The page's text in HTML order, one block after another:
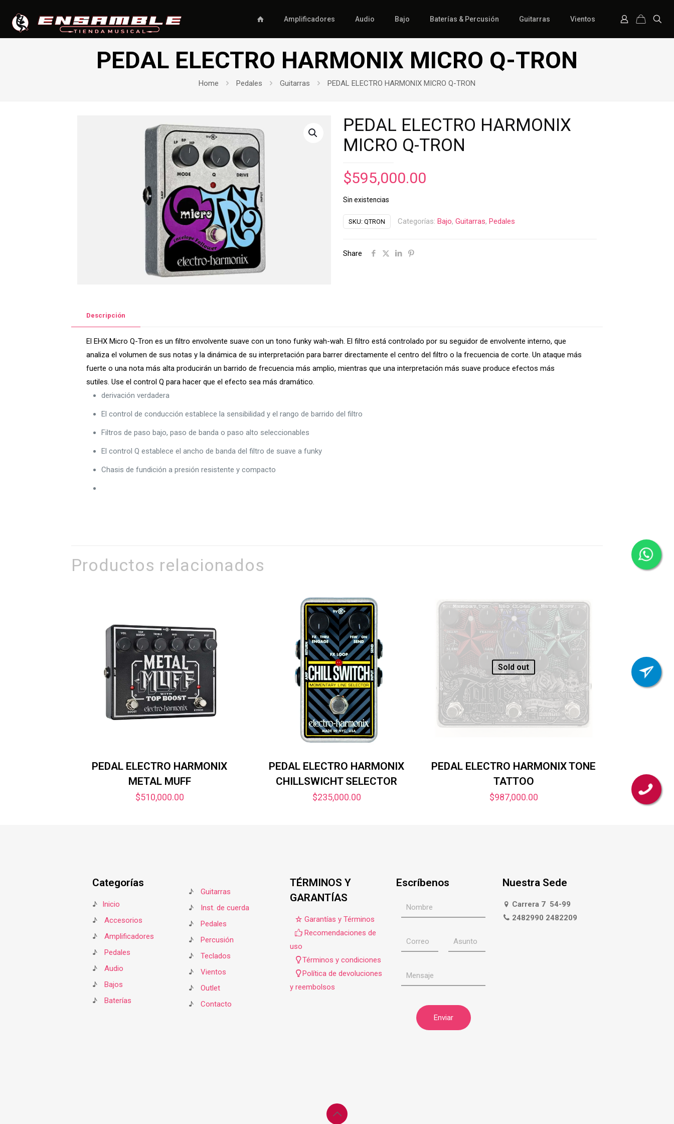
Amplificadores Audio Bajo Baterías & Percusión Guitarras Vientos
PEDAL ELECTRO HARMONIX MICRO Q-TRON
Home Pedales Guitarras PEDAL ELECTRO HARMONIX MICRO Q-TRON
PEDAL ELECTRO HARMONIX
MICRO Q-TRON
$595,000.00
Sin existencias
SKU: QTRON Categorías: Bajo, Guitarras, Pedales
Share
Descripción
El EHX Micro Q-Tron es un filtro envolvente suave con un tono funky wah-wah. El filtro está controlado por su seguidor de envolvente interno, que
analiza el volumen de sus notas y la dinámica de su interpretación para barrer directamente el centro del filtro o la frecuencia de corte. Un ataque más
fuerte o una nota más alta producirán un barrido de frecuencia más amplio, mientras que una interpretación más suave produce efectos más
sutiles. Use el control Q para hacer que el efecto sea más dramático.
derivación verdadera
El control de conducción establece la sensibilidad y el rango de barrido del filtro
Filtros de paso bajo, paso de banda o paso alto seleccionables
El control Q establece el ancho de banda del filtro de suave a funky
Chasis de fundición a presión resistente y compacto
Productos relacionados
PEDAL ELECTRO HARMONIX
METAL MUFF
$510,000.00
PEDAL ELECTRO HARMONIX
CHILLSWICHT SELECTOR
$235,000.00
Sold out
PEDAL ELECTRO HARMONIX TONE
TATTOO
$987,000.00
Categorías
♪
Inicio
♪
Accesorios
♪
Amplificadores
♪
Pedales
♪
Audio
♪
Bajos
♪
Baterías
♪
Guitarras
♪
Inst. de cuerda
♪
Pedales
♪
Percusión
♪
Teclados
♪
Vientos
♪
Outlet
♪
Contacto
TÉRMINOS Y
GARANTÍAS
Garantías y Términos
Recomendaciones de
uso
Términos y condiciones
Política de devoluciones
y reembolsos
Escríbenos Nuestra Sede
Carrera 7 54-99
2482990 2482209